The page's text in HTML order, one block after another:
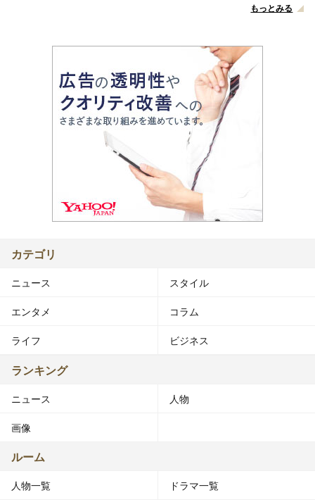
もっとみる
カテゴリ
ニュース スタイル
エンタメ コラム
ライフ ビジネス
ランキング
ニュース 人物
画像
ルーム
人物一覧 ドラマ一覧